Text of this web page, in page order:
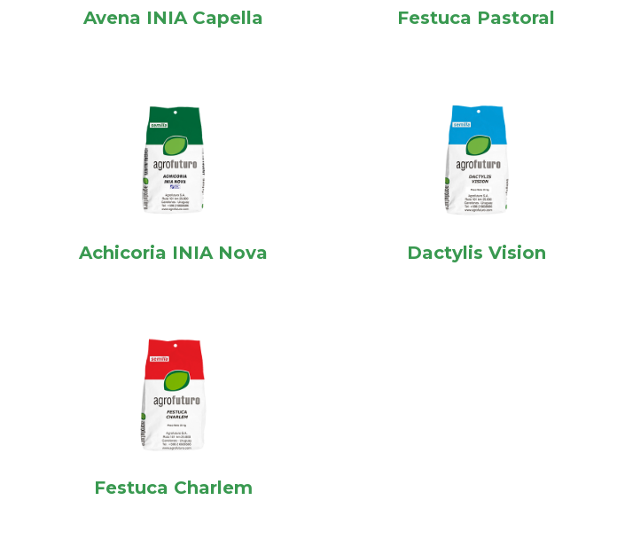
Avena INIA Capella Festuca Pastoral
Achicoria INIA Nova Dactylis Vision
Festuca Charlem